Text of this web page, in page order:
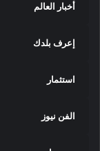
أخبار العالم
إعرف بلدك
استثمار
الفن نيوز